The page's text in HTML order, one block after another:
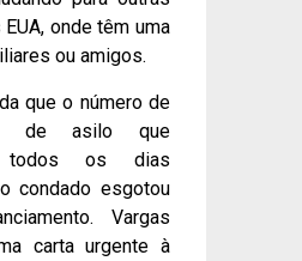
onde têm uma
ou amigos.
que o número de
de asilo que
todos os dias
condado esgotou
Vargas
carta urgente à